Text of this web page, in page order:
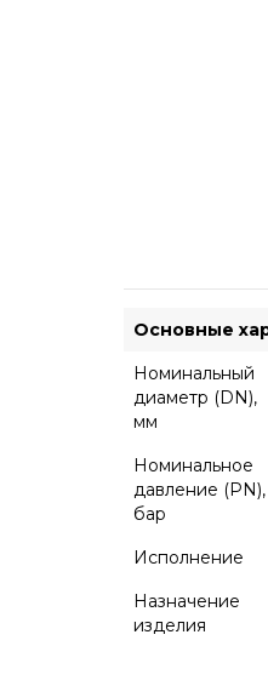
Основные
Номинальный
диаметр (DN),
мм
Номинальное
давление (PN),
бар
Исполнение
Назначение
изделия